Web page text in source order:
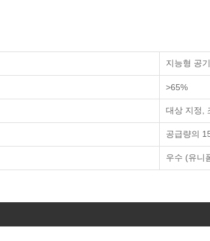
지능형 공
>65%
대상 지정,
공급량의
우수 (유니